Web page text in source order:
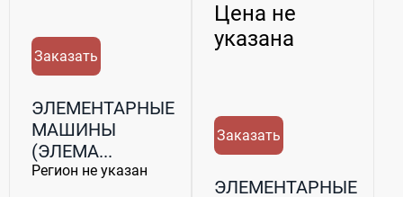
Заказать
ЭЛЕМЕНТАРНЫЕ
МАШИНЫ
(ЭЛЕМА...
Регион не указан
Цена не
указана
Заказать
ЭЛЕМЕНТАРНЫЕ